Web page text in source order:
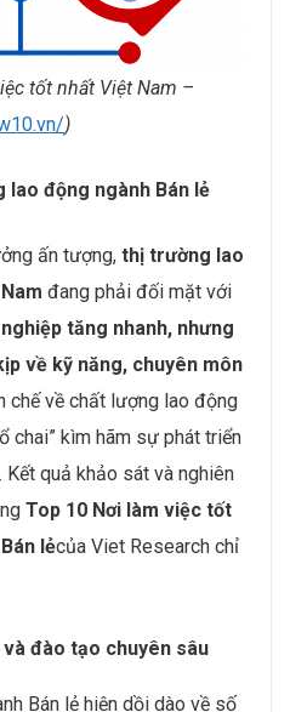
tốt nhất Việt Nam –
)
lao động ngành Bán lẻ
ấn tượng, thị trường lao
đang phải đối mặt với
tăng nhanh, nhưng
về kỹ năng, chuyên môn
chế về chất lượng lao động
chai” kìm hãm sự phát triển
Kết quả khảo sát và nghiên
Top 10 Nơi làm việc tốt
lẻcủa Viet Research chỉ
đào tạo chuyên sâu
Bán lẻ hiện dồi dào về số